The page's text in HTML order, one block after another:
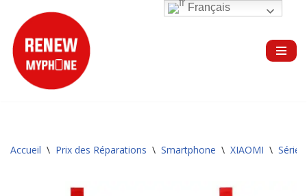
Aller
au
contenu
Accueil \ Prix des Réparations \ Smartphone \ XIAOMI \ Série
Français